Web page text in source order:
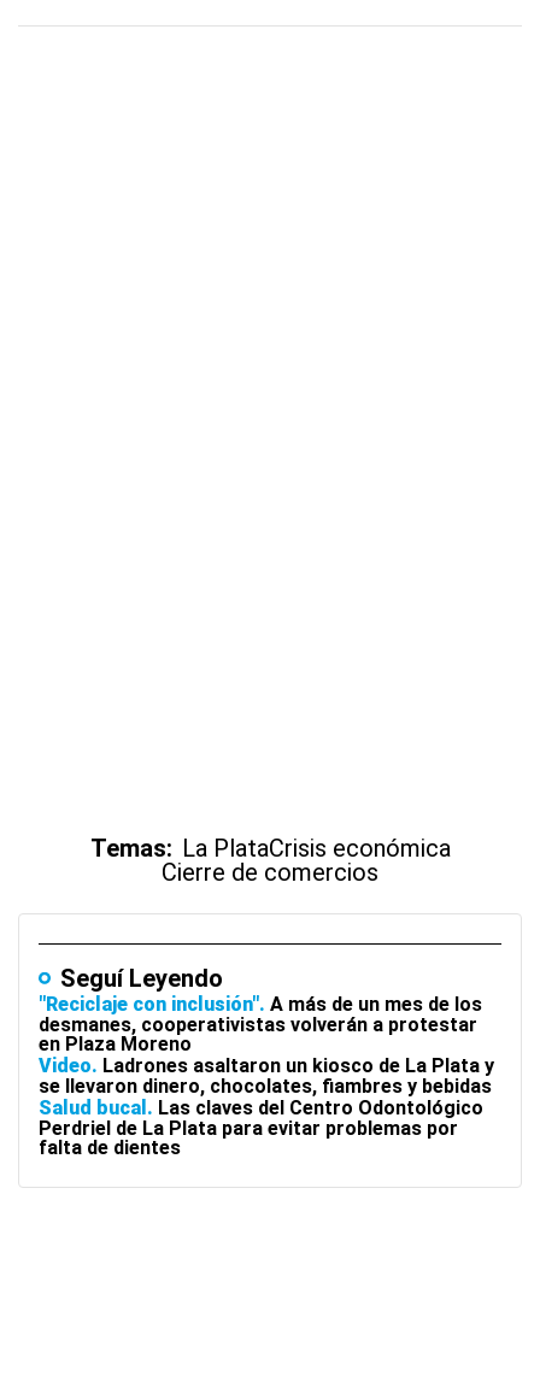
Temas: La PlataCrisis económica
Cierre de comercios
Seguí Leyendo
"Reciclaje con inclusión" A más de un mes de los
desmanes, cooperativistas volverán a protestar
en Plaza Moreno
Video Ladrones asaltaron un kiosco de La Plata y
se llevaron dinero, chocolates, fiambres y bebidas
Salud bucal
Las claves del Centro Odontológico
Perdriel de La Plata para evitar problemas por
falta de dientes